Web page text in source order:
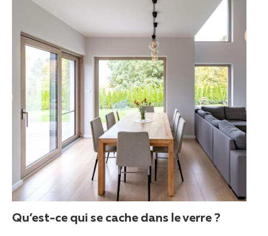
Qu’est-ce qui se cache dans le verre ?